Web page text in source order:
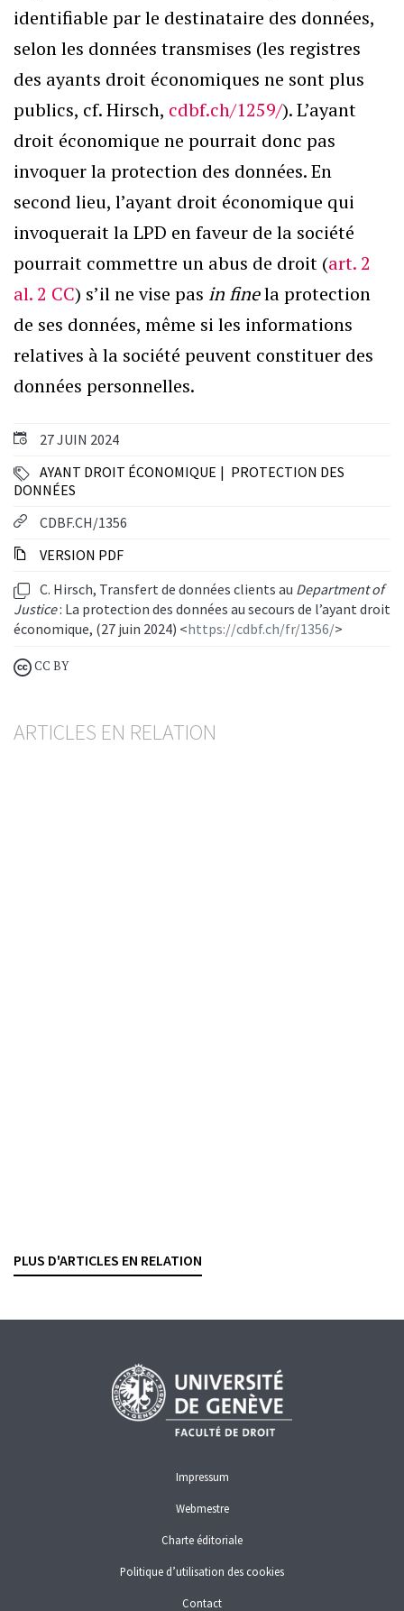
27 JUIN 2024
AYANT DROIT ÉCONOMIQUE
PROTECTION DES
DONNÉES
CDBF.CH/1356
VERSION PDF
C. Hirsch, Transfert de données clients au Department of
Justice: La protection des données au secours de l’ayant droit
économique, (27 juin 2024) <https://cdbf.ch/fr/1356/>
CC BY
ARTICLES EN RELATION
PLUS D'ARTICLES EN RELATION
identifiable par le destinataire des données,
selon les données transmises (les registres
des ayants droit économiques ne sont plus
publics, cf. Hirsch, cdbf.ch/1259/). L’ayant
droit économique ne pourrait donc pas
invoquer la protection des données. En
second lieu, l’ayant droit économique qui
invoquerait la LPD en faveur de la société
pourrait commettre un abus de droit (art. 2
al. 2 CC) s’il ne vise pas in finela protection
de ses données, même si les informations
relatives à la société peuvent constituer des
données personnelles.
Impressum
Webmestre
Charte éditoriale
Politique d’utilisation des cookies
Contact